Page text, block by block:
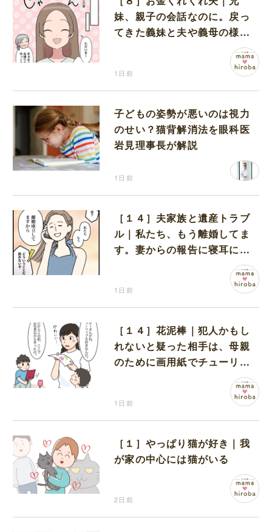
妹、親子の会話なのに。戻っ
てきた義妹と夫や義母の様子
1日前
子どもの姿勢が悪いのは視力
のせい？猫背解消法を眼科医
岩見理事長が解説
1日前
［１４］夫家族と遺産トラブ
ル｜私たち、もう離婚してま
す。妻からの報告に寝耳に水
1日前
［１４］花泥棒｜犯人かもし
れないと疑った相手は、母親
のために画用紙でチューリッ
プを作っていただけだった
1日前
［１］やっぱり猫が好き｜我
が家の中心には猫がいる
2日前